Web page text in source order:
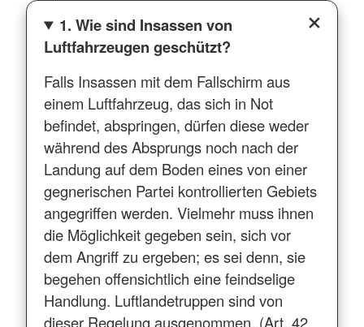
1. Wie sind Insassen von
Luftfahrzeugen geschützt?
Falls Insassen mit dem Fallschirm aus
einem Luftfahrzeug, das sich in Not
befindet, abspringen, dürfen diese weder
während des Absprungs noch nach der
Landung auf dem Boden eines von einer
gegnerischen Partei kontrollierten Gebiets
angegriffen werden. Vielmehr muss ihnen
die Möglichkeit gegeben sein, sich vor
dem Angriff zu ergeben; es sei denn, sie
begehen offensichtlich eine feindselige
Handlung. Luftlandetruppen sind von
dieser Regelung ausgenommen. (Art. 42